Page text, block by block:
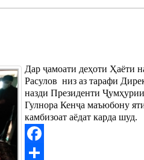
Дар ҷамоати деҳоти Ҳаёти
Расулов низ аз тарафи
назди Президенти Ҷумҳурии
Гулнора Кенҷа маъюбону
камбизоат аёдат карда шуд.
Facebook